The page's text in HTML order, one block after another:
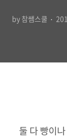
by 참쌤스쿨
둘 다 빵이